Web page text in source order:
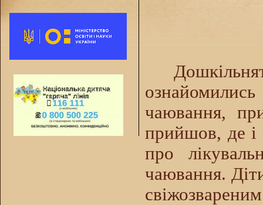
чаювання,
прийшов, де і
про
чаювання.